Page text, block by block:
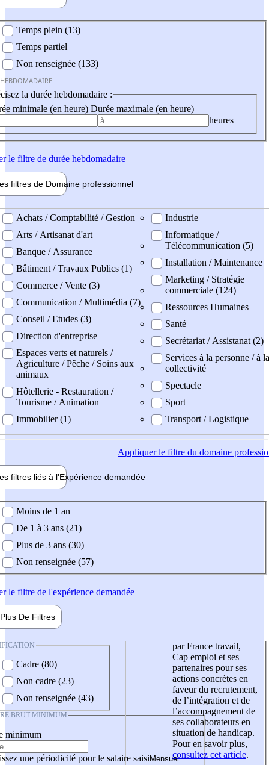
Temps plein (13)
Temps partiel
Non renseignée (133)
la durée hebdomadaire :
minimale (en heure) Durée maximale (en heure)
heures
le filtre de durée hebdomadaire
filtres de Domaine professionnel
professionel
Achats / Comptabilité / Gestion
Arts / Artisanat d'art
Banque / Assurance
Bâtiment / Travaux Publics (1)
Commerce / Vente (3)
Communication / Multimédia (7)
Conseil / Etudes (3)
Direction d'entreprise
Espaces verts et naturels /
Agriculture / Pêche / Soins aux
animaux
Hôtellerie - Restauration /
Tourisme / Animation
Immobilier (1)
Industrie
Informatique /
Télécommunication (5)
Installation / Maintenance
Marketing / Stratégie
commerciale (124)
Ressources Humaines
Santé
Secrétariat / Assistanat (2)
Services à la personne / à la
collectivité
Spectacle
Sport
Transport / Logistique
Appliquerle filtre du domaine
filtres liés à l'Expérience demandée
demandée
Moins de 1 an
De 1 à 3 ans (21)
Plus de 3 ans (30)
Non renseignée (57)
le filtre de l'expérience demandée
Plus De Filtres
Cadre (80)
Non cadre (23)
Non renseignée (43)
BRUT MINIMUM
minimum
une périodicité pour le salaire saisi
par France travail,
Cap emploi et ses
partenaires pour ses
actions concrètes en
faveur du recrutement,
de l’intégration et de
l’accompagnement de
ses collaborateurs en
situation de handicap.
Pour en savoir plus,
consultez cet article.